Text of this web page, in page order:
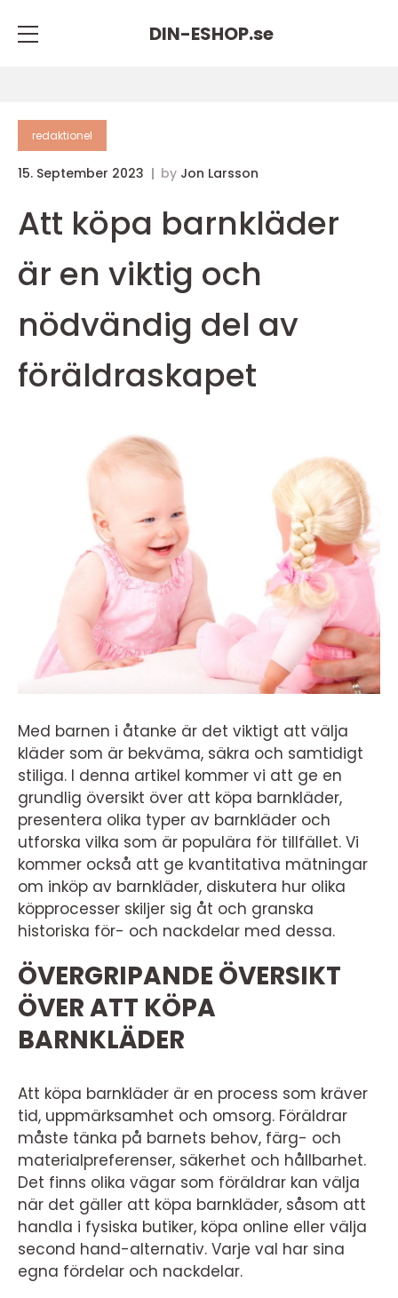
DIN-ESHOP.se
redaktionel
15. September 2023 by Jon Larsson
Att köpa barnkläder
är en viktig och
nödvändig del av
föräldraskapet
Med barnen i åtanke är det viktigt att välja
kläder som är bekväma, säkra och samtidigt
stiliga. I denna artikel kommer vi att ge en
grundlig översikt över att köpa barnkläder,
presentera olika typer av barnkläder och
utforska vilka som är populära för tillfället. Vi
kommer också att ge kvantitativa mätningar
om inköp av barnkläder, diskutera hur olika
köpprocesser skiljer sig åt och granska
historiska för- och nackdelar med dessa.
ÖVERGRIPANDE ÖVERSIKT
ÖVER ATT KÖPA
BARNKLÄDER
Att köpa barnkläder är en process som kräver
tid, uppmärksamhet och omsorg. Föräldrar
måste tänka på barnets behov, färg- och
materialpreferenser, säkerhet och hållbarhet.
Det finns olika vägar som föräldrar kan välja
när det gäller att köpa barnkläder, såsom att
handla i fysiska butiker, köpa online eller välja
second hand-alternativ. Varje val har sina
egna fördelar och nackdelar.